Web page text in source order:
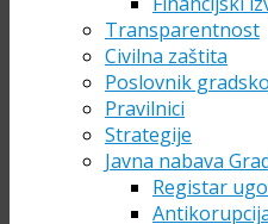
Transparentnost
Civilna zaštita
Poslovnik
Pravilnici
Strategije
Javna nabava
Registar